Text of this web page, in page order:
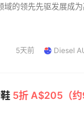
的领先先驱发展成
5天前 Diesel
5折 A$205（约